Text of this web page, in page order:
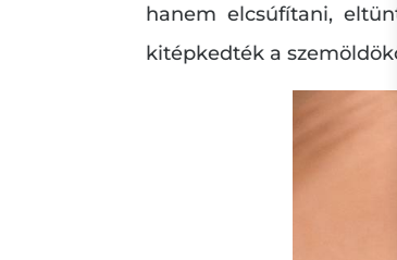
hanem elcsúfítani,
kitépkedték a